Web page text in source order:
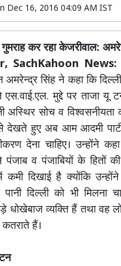
Dec 16, 2016 04:09 AM IST
गुमराह कर रहा केजरीवाल:
SachKahoon
अमरेन्द्र सिंह ने कहा कि
मुद्दे पर ताजा यू
अस्थिर सोच व विश्वसनीयता
देखते हुए अब आम आदमी
देना चाहिए। उन्होंने
पंजाब व पंजाबियों के हितों
कमी दिखाई है क्योंकि
दिल्ली को भी मिलना
धोखेबाज व्यक्ति हैं तथा वह
हैं।